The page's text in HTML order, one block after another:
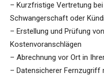
– Kurzfristige Vertretung bei
Schwangerschaft oder
– Erstellung und Prüfung
Kostenvoranschlägen
– Abrechnung vor Ort in
– Datensicherer